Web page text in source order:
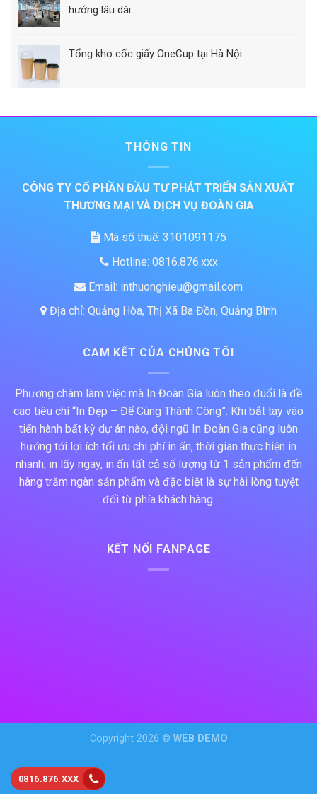
hướng lâu dài
Tổng kho cốc giấy OneCup tại Hà Nội
THÔNG TIN
CÔNG TY CỔ PHẦN ĐẦU TƯ PHÁT TRIỂN SẢN XUẤT
THƯƠNG MẠI VÀ DỊCH VỤ ĐOÀN GIA
Mã số thuế: 3101091175
Hotline: 0816.876.xxx
Email: inthuonghieu@gmail.com
Địa chỉ: Quảng Hòa, Thị Xã Ba Đồn, Quảng Bình
CAM KẾT CỦA CHÚNG TÔI
Phương châm làm việc mà In Đoàn Gia luôn theo đuổi là đề
cao tiêu chí “In Đẹp – Để Cùng Thành Công”. Khi bắt tay vào
tiến hành bất kỳ dự án nào, đội ngũ In Đoàn Gia cũng luôn
hướng tới lợi ích tối ưu chi phí in ấn, thời gian thực hiện in
nhanh, in lấy ngay, in ấn tất cả số lượng từ 1 sản phẩm đến
hàng trăm ngàn sản phẩm và đặc biệt là sự hài lòng tuyệt
đối từ phía khách hàng.
KẾT NỐI FANPAGE
Copyright 2026 © WEB DEMO
0816.876.XXX